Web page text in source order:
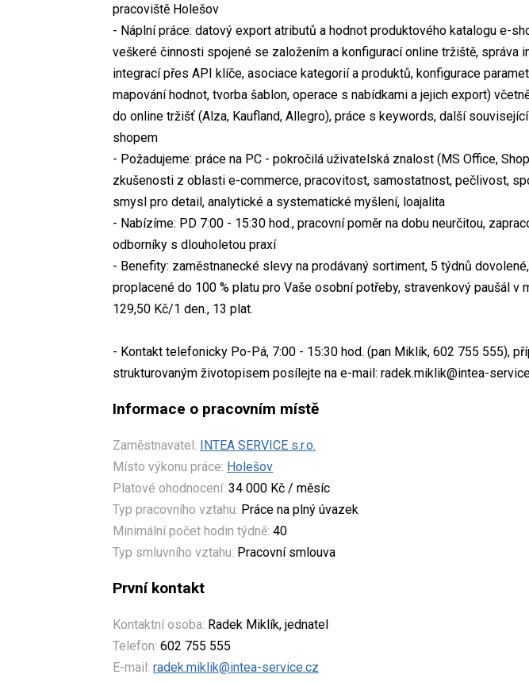
pracoviště Holešov
- Náplní práce: datový export atributů a hodnot produktového katalogu e-
veškeré činnosti spojené se založením a konfigurací online tržiště, správa
integrací přes API klíče, asociace kategorií a produktů, konfigurace
mapování hodnot, tvorba šablon, operace s nabídkami a jejich export)
do online tržišť (Alza, Kaufland, Allegro), práce s keywords, další
shopem
- Požadujeme: práce na PC - pokročilá uživatelská znalost (MS Office,
zkušenosti z oblasti e-commerce, pracovitost, samostatnost, pečlivost,
smysl pro detail, analytické a systematické myšlení, loajalita
- Nabízíme: PD 7:00 - 15:30 hod., pracovní poměr na dobu neurčitou,
odborníky s dlouholetou praxí
- Benefity: zaměstnanecké slevy na prodávaný sortiment, 5 týdnů
proplacené do 100 % platu pro Vaše osobní potřeby, stravenkový paušál v
129,50 Kč/1 den., 13 plat.
- Kontakt telefonicky Po-Pá, 7:00 - 15:30 hod. (pan Miklík, 602 755 555),
strukturovaným životopisem posílejte na e-mail: radek.miklik@intea-
Informace o pracovním místě
Zaměstnavatel: INTEA SERVICE s.r.o.
Místo výkonu práce: Holešov
Platové ohodnocení: 34 000 Kč / měsíc
Typ pracovního vztahu: Práce na plný úvazek
Minimální počet hodin týdně: 40
Typ smluvního vztahu: Pracovní smlouva
První kontakt
Kontaktní osoba: Radek Miklík, jednatel
Telefon: 602 755 555
E-mail: radek.miklik@intea-service.cz